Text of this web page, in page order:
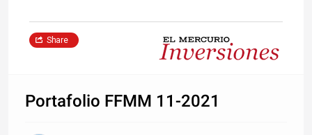
Share
Portafolio FFMM 11-2021